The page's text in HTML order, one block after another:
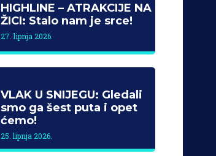
HIGHLINE – ATRAKCIJE NA
ŽICI: Stalo nam je srce!
27. lipnja 2026.
VLAK U SNIJEGU: Gledali
smo ga šest puta i opet
ćemo!
25. lipnja 2026.